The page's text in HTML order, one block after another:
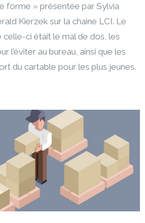
forme » présentée par Sylvia
Kierzek sur la chaine LCI. Le
ci était le mal de dos, les
l’éviter au bureau, ainsi que les
du cartable pour les plus jeunes.